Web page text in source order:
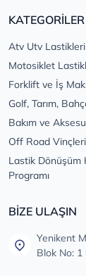
KATEGORİLER
Atv Utv Lastikleri
Motosiklet
Forklift ve İş
Golf, Tarım,
Bakım ve
Off Road Vinçleri
Lastik Dönüşüm
Programı
BİZE ULAŞIN
Yenikent
Blok No: 1